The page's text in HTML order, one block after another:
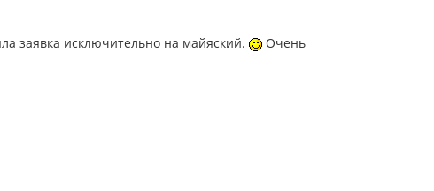
заявка исключительно на майяский.
Очень